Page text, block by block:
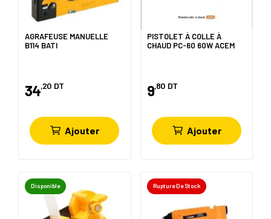
AGRAFEUSE MANUELLE
B114 BATI
34,20 DT
Ajouter
PISTOLET À COLLE À
CHAUD PC-60 60W ACEM
9,80 DT
Ajouter
Disponible Rupture De Stock